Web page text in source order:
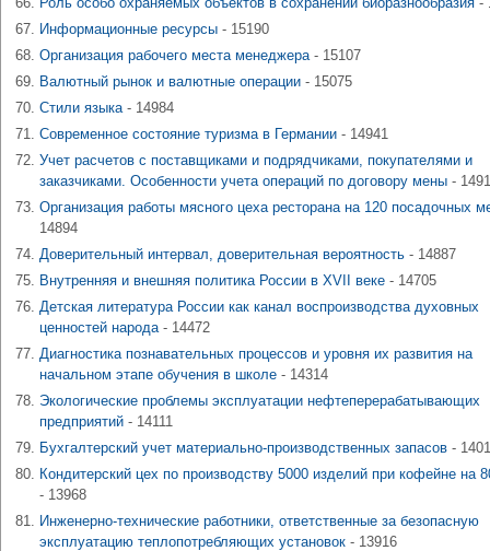
Информационные ресурсы - 15190
Организация рабочего места менеджера- 15107
Валютный рынок и валютные операции - 15075
Стили языка- 14984
Современное состояние туризма в Германии - 14941
Учет расчетов с поставщиками и подрядчиками, покупателями и
заказчиками. Особенности учета операций по договору мены -
Организация работы мясного цеха ресторана на 120 посадочных
14894
Доверительный интервал, доверительная вероятность - 14887
Внутренняя и внешняя политика России в XVII веке - 14705
Детская литература России как канал воспроизводства духовных
ценностей народа- 14472
Диагностика познавательных процессов и уровня их развития на
начальном этапе обучения в школе - 14314
Экологические проблемы эксплуатации нефтеперерабатывающих
предприятий - 14111
Бухгалтерский учет материально-производственных запасов -
Кондитерский цех по производству 5000 изделий при кофейне на
- 13968
Инженерно-технические работники, ответственные за безопасную
эксплуатацию теплопотребляющих установок - 13916